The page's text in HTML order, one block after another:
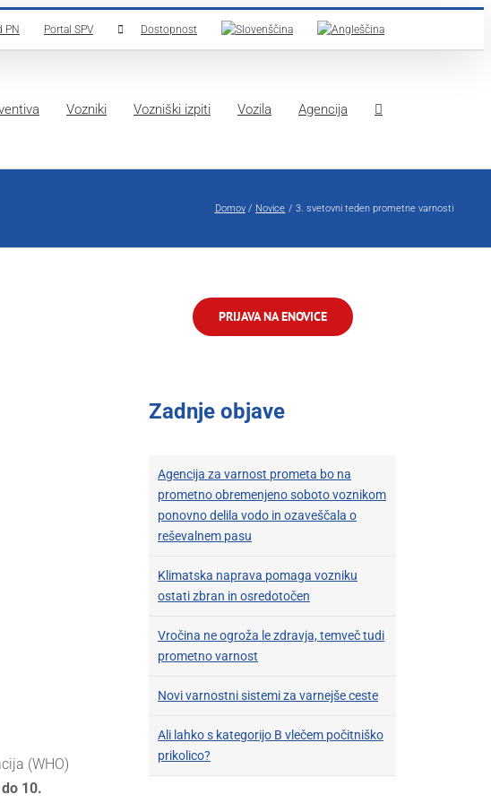
PN Portal SPV Dostopnost
Vozniki Vozniški izpiti Vozila Agencija
Domov Novice 3. svetovni teden prometne varnosti
(WHO)
10.
PRIJAVA NA ENOVICE
Zadnje objave
Agencija za varnost prometa bo na
prometno obremenjeno soboto voznikom
ponovno delila vodo in ozaveščala o
reševalnem pasu
Klimatska naprava pomaga vozniku
ostati zbran in osredotočen
Vročina ne ogroža le zdravja, temveč tudi
prometno varnost
Novi varnostni sistemi za varnejše ceste
Ali lahko s kategorijo B vlečem počitniško
prikolico?